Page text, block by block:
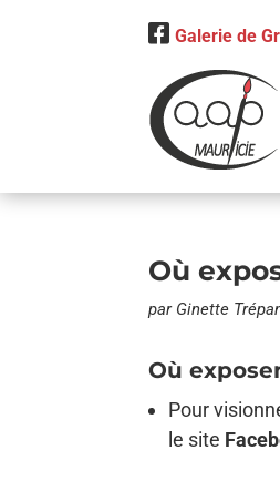
Galerie de
Où
par Ginette
Où
Pour
le site